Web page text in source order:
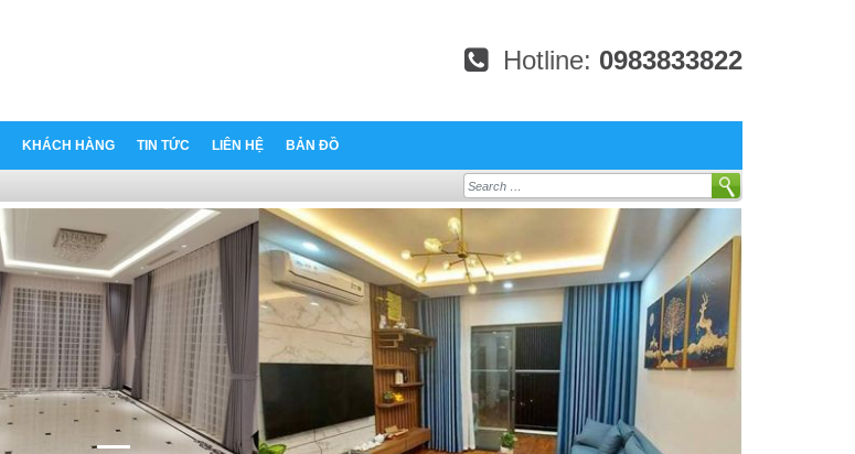
Hotline: 0983833822
KHÁCH HÀNG TIN TỨC LIÊN HỆ BẢN ĐỒ
Search